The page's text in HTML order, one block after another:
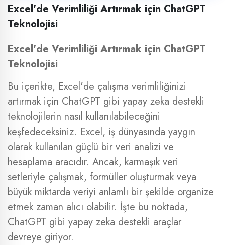
Excel'de Verimliliği Artırmak için ChatGPT
Teknolojisi
Excel'de Verimliliği Artırmak için ChatGPT
Teknolojisi
Bu içerikte, Excel'de çalışma verimliliğinizi
artırmak için ChatGPT gibi yapay zeka destekli
teknolojilerin nasıl kullanılabileceğini
keşfedeceksiniz. Excel, iş dünyasında yaygın
olarak kullanılan güçlü bir veri analizi ve
hesaplama aracıdır. Ancak, karmaşık veri
setleriyle çalışmak, formüller oluşturmak veya
büyük miktarda veriyi anlamlı bir şekilde organize
etmek zaman alıcı olabilir. İşte bu noktada,
ChatGPT gibi yapay zeka destekli araçlar
devreye giriyor.